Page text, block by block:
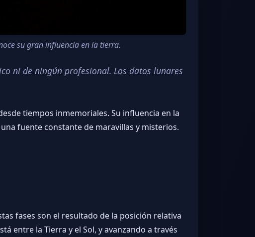
su gran influencia en la tierra.
ni de ningún profesional. Los datos lunares
tiempos inmemoriales. Su influencia en la
fuente constante de maravillas y misterios.
fases son el resultado de la posición relativa
entre la Tierra y el Sol, y avanzando a través